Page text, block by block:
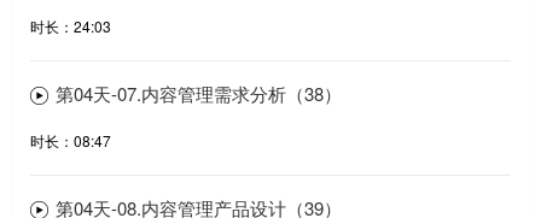
时长：24:03
第04天-07.内容管理需求分析（38）
时长：08:47
第04天-08.内容管理产品设计（39）